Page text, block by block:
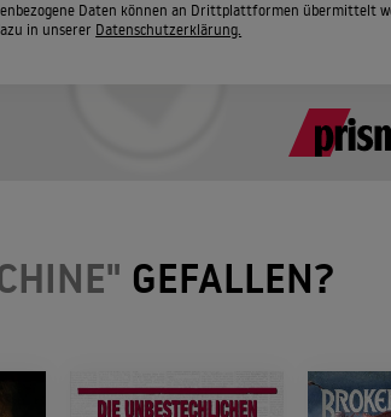
Daten können an Drittplattformen übermittelt
in unserer Datenschutzerklärung.
GEFALLEN?